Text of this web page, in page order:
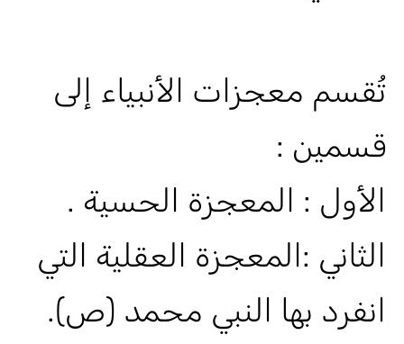
تُقسم معجزات الأنبياء إلى
قسمين :
الأول : المعجزة الحسية .
الثاني :المعجزة العقلية التي
انفرد بها النبي محمد (ص).